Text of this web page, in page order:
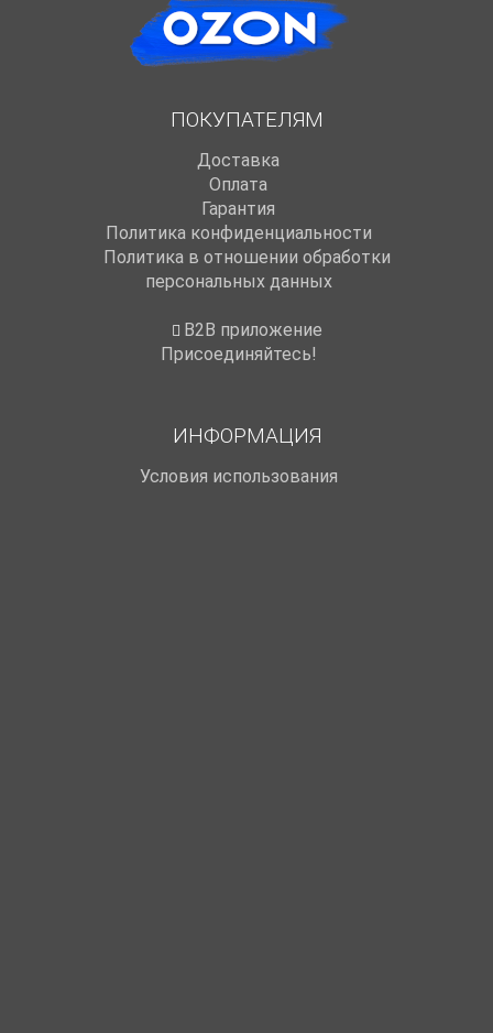
ПОКУПАТЕЛЯМ
Доставка
Оплата
Гарантия
Политика конфиденциальности
Политика в отношении обработки
персональных данных
B2B приложение
Присоединяйтесь!
ИНФОРМАЦИЯ
Условия использования